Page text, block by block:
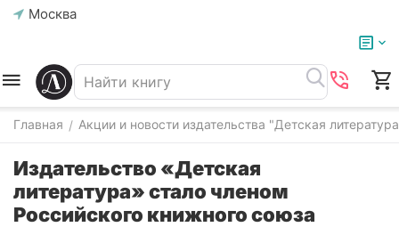
Москва
Главная / Акции и новости издательства "Детская
Издательство «Детская
литература» стало членом
Российского книжного союза